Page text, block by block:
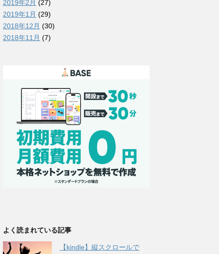
2019年2月 (27)
2019年1月 (29)
2018年12月 (30)
2018年11月 (7)
よく読まれている記事
【kindle】縦スクロールで